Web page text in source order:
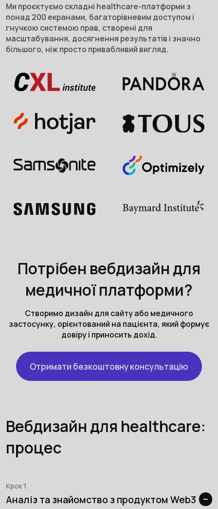
Ми проєктуємо складні healthcare-платформи з
понад 200 екранами, багаторівневим доступом і
гнучкою системою прав, створені для
масштабування, досягнення результатів і значно
більшого, ніж просто привабливий вигляд.
Потрібен вебдизайн для
медичної платформи?
Створимо дизайн для сайту або медичного
застосунку, орієнтований на пацієнта, який формує
довіру і приносить дохід.
Отримати безкоштовну консультацію
Вебдизайн для healthcare:
процес
Крок 1
Аналіз та знайомство з продуктом Web3